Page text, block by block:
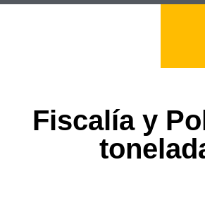
Fiscalía y